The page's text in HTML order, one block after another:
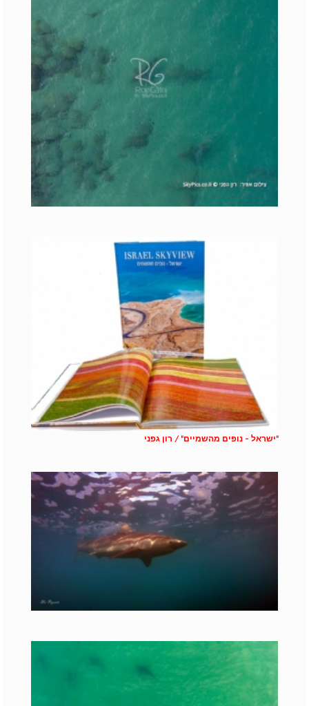
"ישראל - נופים מהשמיים" / רון גפני